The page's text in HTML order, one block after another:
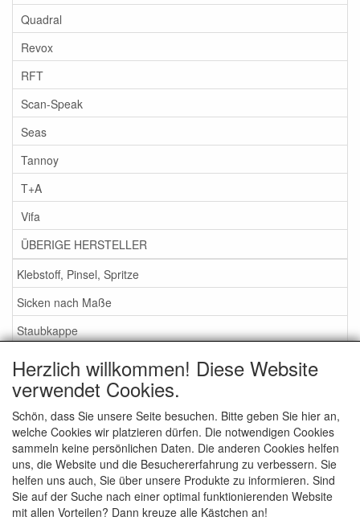
Quadral
Revox
RFT
Scan-Speak
Seas
Tannoy
T+A
Vifa
ÜBERIGE HERSTELLER
Klebstoff, Pinsel, Spritze
Sicken nach Maße
Staubkappe
Service
Schaumstoff oder Gummi Sicken?
Wichtig bei Bestellung
Nachrichten
Kontakt
Herzlich willkommen! Diese Website
verwendet Cookies.
Schön, dass Sie unsere Seite besuchen. Bitte geben Sie hier an,
welche Cookies wir platzieren dürfen. Die notwendigen Cookies
sammeln keine persönlichen Daten. Die anderen Cookies helfen
uns, die Website und die Besuchererfahrung zu verbessern. Sie
helfen uns auch, Sie über unsere Produkte zu informieren. Sind
Sie auf der Suche nach einer optimal funktionierenden Website
mit allen Vorteilen? Dann kreuze alle Kästchen an!